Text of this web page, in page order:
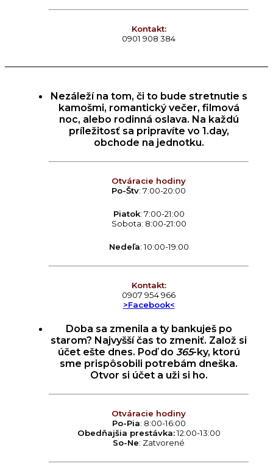
Kontakt:
0901 908 384
Nezáleží na tom, či to bude stretnutie s
kamošmi, romantický večer, filmová
noc, alebo rodinná oslava. Na každú
príležitosť sa pripravíte vo 1.day,
obchode na jednotku.
Otváracie hodiny
Po-Štv: 7:00-20:00
Piatok: 7:00-21:00
Sobota: 8:00-21:00
Nedeľa: 10:00-19:00
Kontakt:
0907 954 966
>Facebook<
Doba sa zmenila a ty bankuješ po
starom? Najvyšší čas to zmeniť. Založ si
účet ešte dnes. Poď do 365-ky, ktorú
sme prispôsobili potrebám dneška.
Otvor si účet a uži si ho.
Otváracie hodiny
Po-Pia: 8:00-16:00
Obedňajšia prestávka:12:00-13:00
So-Ne: Zatvorené